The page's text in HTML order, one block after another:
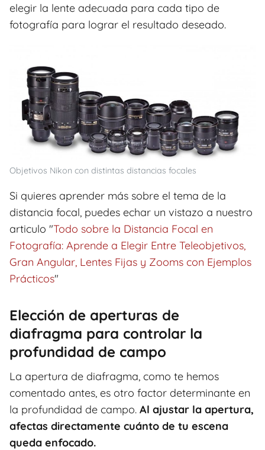
elegir la lente adecuada para cada tipo de
fotografía para lograr el resultado deseado.
Objetivos Nikon con distintas distancias focales
Si quieres aprender más sobre el tema de la
distancia focal, puedes echar un vistazo a nuestro
articulo "Todo sobre la Distancia Focal en
Fotografía: Aprende a Elegir Entre Teleobjetivos,
Gran Angular, Lentes Fijas y Zooms con Ejemplos
Prácticos"
Elección de aperturas de
diafragma para controlar la
profundidad de campo
La apertura de diafragma, como te hemos
comentado antes, es otro factor determinante en
la profundidad de campo. Al ajustar la apertura,
afectas directamente cuánto de tu escena
queda enfocado.